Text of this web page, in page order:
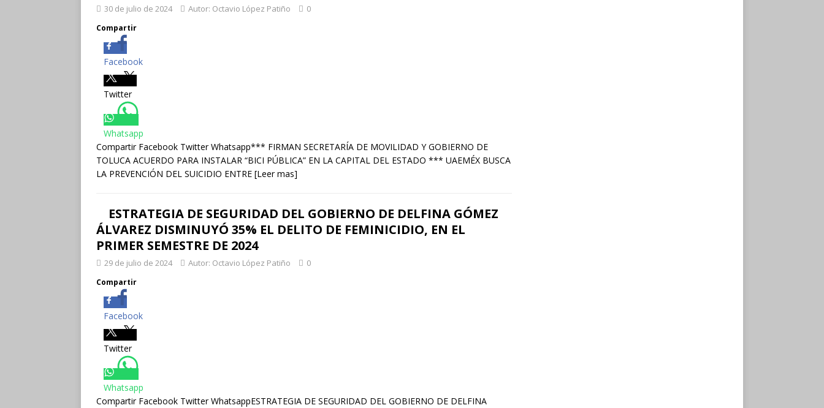
30 de julio de 2024 Autor: Octavio López Patiño 0
Compartir
Facebook
Twitter
Whatsapp
Compartir Facebook Twitter Whatsapp*** FIRMAN SECRETARÍA DE MOVILIDAD Y GOBIERNO DE
TOLUCA ACUERDO PARA INSTALAR “BICI PÚBLICA” EN LA CAPITAL DEL ESTADO *** UAEMÉX BUSCA
LA PREVENCIÓN DEL SUICIDIO ENTRE [Leer mas]
ESTRATEGIA DE SEGURIDAD DEL GOBIERNO DE DELFINA GÓMEZ
ÁLVAREZ DISMINUYÓ 35% EL DELITO DE FEMINICIDIO, EN EL
PRIMER SEMESTRE DE 2024
29 de julio de 2024 Autor: Octavio López Patiño 0
Compartir
Facebook
Twitter
Whatsapp
Compartir Facebook Twitter WhatsappESTRATEGIA DE SEGURIDAD DEL GOBIERNO DE DELFINA